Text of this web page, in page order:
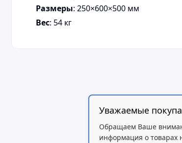
Размеры: 250×600×500 мм
Вес: 54 кг
Уважаемые
Обращаем Ваше
информация о товарах